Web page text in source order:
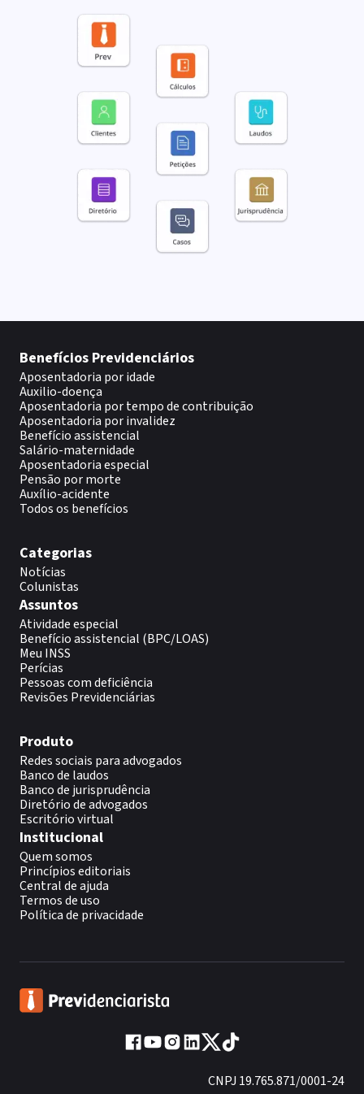
Benefícios Previdenciários
Aposentadoria por idade
Auxilio-doença
Aposentadoria por tempo de contribuição
Aposentadoria por invalidez
Benefício assistencial
Salário-maternidade
Aposentadoria especial
Pensão por morte
Auxílio-acidente
Todos os benefícios
Categorias
Notícias
Colunistas
Assuntos
Atividade especial
Benefício assistencial (BPC/LOAS)
Meu INSS
Perícias
Pessoas com deficiência
Revisões Previdenciárias
Produto
Redes sociais para advogados
Banco de laudos
Banco de jurisprudência
Diretório de advogados
Escritório virtual
Institucional
Quem somos
Princípios editoriais
Central de ajuda
Termos de uso
Política de privacidade
CNPJ 19.765.871/0001-24